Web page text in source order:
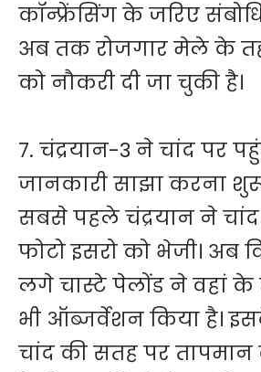
कॉन्फ्रेंसिंग के जरिए
अब तक रोजगार मेले के
को नौकरी दी जा चुकी है।
7. चंद्रयान-3 ने चांद पर
जानकारी साझा करना
सबसे पहले चंद्रयान ने
फोटो इसरो को भेजी। अब
लगे चास्टे पेलोंड ने वहां के
भी ऑब्जर्वेशन किया है।
चांद की सतह पर तापमान